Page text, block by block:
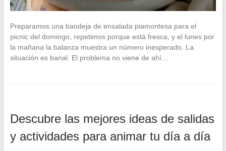
Preparamos una bandeja de ensalada piamontesa para el
picnic del domingo, repetimos porque está fresca, y el lunes por
la mañana la balanza muestra un número inesperado. La
situación es banal. El problema no viene de ahí…
Descubre las mejores ideas de salidas
y actividades para animar tu día a día